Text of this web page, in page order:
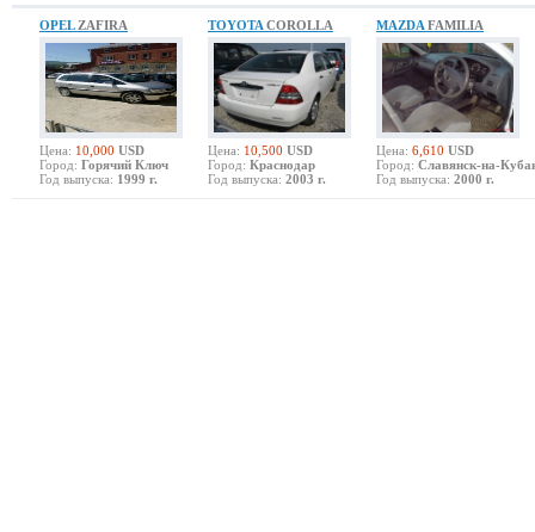
OPEL ZAFIRA
Цена: 10,000 USD
Город: Горячий Ключ
Год выпуска: 1999 г.
TOYOTA COROLLA
Цена: 10,500 USD
Город: Краснодар
Год выпуска: 2003 г.
MAZDA FAMILIA
Цена: 6,610 USD
Город: Славянск-на-
Год выпуска: 2000 г.